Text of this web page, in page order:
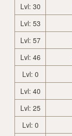
Lvl: 30
Lvl: 53
Lvl: 57
Lvl: 46
Lvl: 0
Lvl: 40
Lvl: 25
Lvl: 0